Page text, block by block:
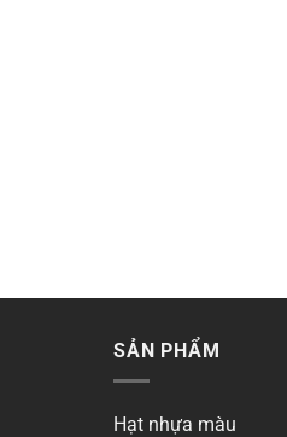
SẢN PHẨM
Hạt nhựa màu